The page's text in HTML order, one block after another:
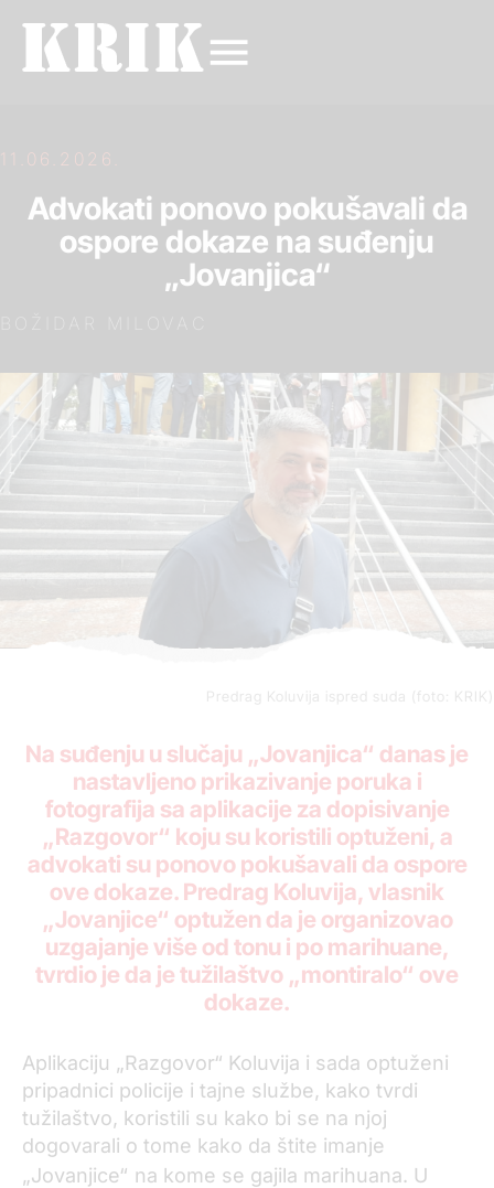
11.06.2026.
Advokati ponovo pokušavali da
ospore dokaze na suđenju
„Jovanjica“
Predrag Koluvija ispred suda (foto: KRIK)
Na suđenju u slučaju „Jovanjica“ danas je
nastavljeno prikazivanje poruka i
fotografija sa aplikacije za dopisivanje
„Razgovor“ koju su koristili optuženi, a
advokati su ponovo pokušavali da ospore
ove dokaze. Predrag Koluvija, vlasnik
„Jovanjice“ optužen da je organizovao
uzgajanje više od tonu i po marihuane,
tvrdio je da je tužilaštvo „montiralo“ ove
dokaze.
Aplikaciju „Razgovor“ Koluvija i sada optuženi
pripadnici policije i tajne službe, kako tvrdi
tužilaštvo, koristili su kako bi se na njoj
dogovarali o tome kako da štite imanje
„Jovanjice“ na kome se gajila marihuana. U